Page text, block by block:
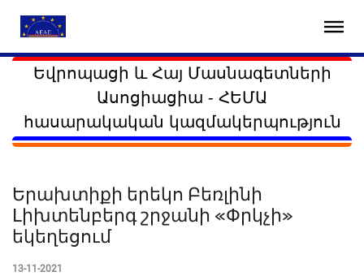
Եվրոպացի և Հայ Մասնագետների
Ասոցիացիա - ՀԵՄԱ
հասարակական կազմակերպություն
Երախտիքի երեկո Բեռլինի
Լիխտենբերգ շրջանի «Փրկչի»
եկեղեցում
13-11-2021